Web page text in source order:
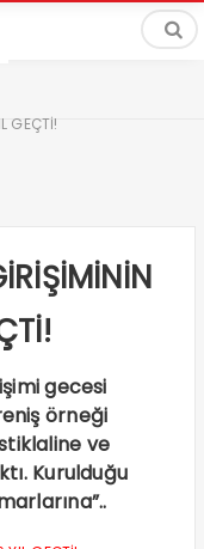
GEÇTİ!
gecesi
örneği
ve
Kurulduğu